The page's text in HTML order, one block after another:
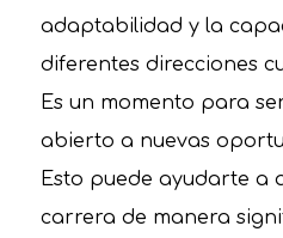
adaptabilidad y la
diferentes direcciones
Es un momento para
abierto a nuevas
Esto puede ayudarte a
carrera de manera